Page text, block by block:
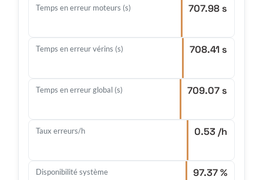
Temps en erreur moteurs (s) 707.98 s
Temps en erreur vérins (s) 708.41 s
Temps en erreur global (s) 709.07 s
Taux erreurs/h 0.53 /h
Disponibilité système 97.37 %